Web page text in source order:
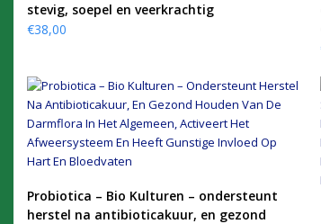
stevig, soepel en veerkrachtig
€38,00
KOOP PRODUCT
Probiotica – Bio Kulturen – ondersteunt
herstel na antibioticakuur, en gezond